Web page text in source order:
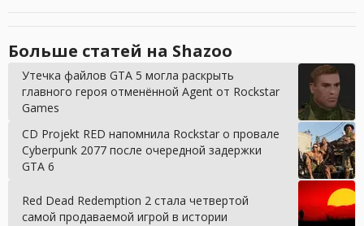
Больше статей на Shazoo
Утечка файлов GTA 5 могла раскрыть
главного героя отменённой Agent от Rockstar
Games
CD Projekt RED напомнила Rockstar о провале
Cyberpunk 2077 после очередной задержки
GTA 6
Red Dead Redemption 2 стала четвертой
самой продаваемой игрой в истории